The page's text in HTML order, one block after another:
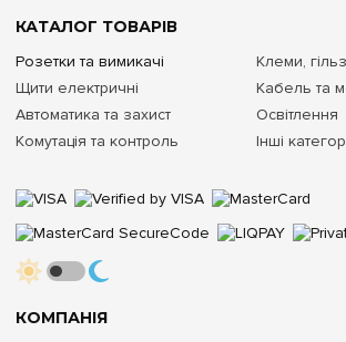
КОМПАНІЯ
КАТАЛОГ ТОВАРІВ
Розетки та вимикачі
Щити електричні
Автоматика та захист
Комутація та контроль
Клеми,
Кабель та
Освітлення
Інші